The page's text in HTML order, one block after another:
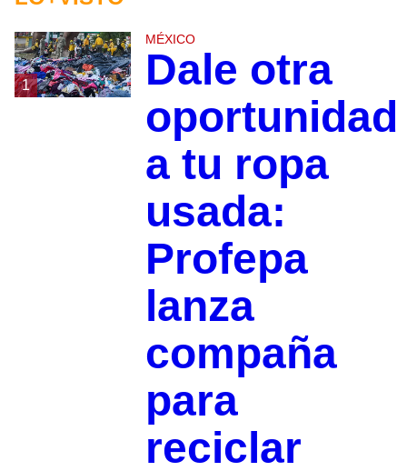
1
MÉXICO
Dale otra
oportunidad
a tu ropa
usada:
Profepa
lanza
compaña
para
reciclar